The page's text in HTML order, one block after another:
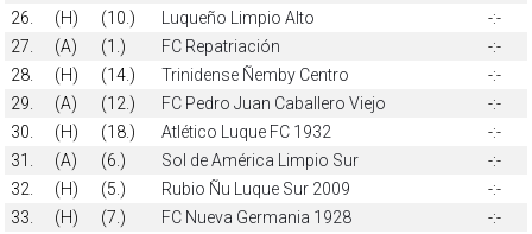
26.
(H) (10.) Luqueño Limpio Alto
-:-
27.
(A) (1.) FC Repatriación
-:-
28.
(H) (14.) Trinidense Ñemby Centro
-:-
29.
(A) (12.) FC Pedro Juan Caballero Viejo
-:-
30.
(H) (18.) Atlético Luque FC 1932
-:-
31.
(A) (6.) Sol de América Limpio Sur
-:-
32.
(H) (5.) Rubio Ñu Luque Sur 2009
-:-
33.
(H) (7.) FC Nueva Germania 1928
-:-